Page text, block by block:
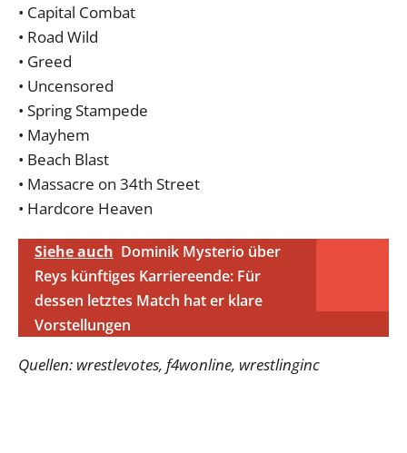
• Capital Combat
• Road Wild
• Greed
• Uncensored
• Spring Stampede
• Mayhem
• Beach Blast
• Massacre on 34th Street
• Hardcore Heaven
Siehe auch Dominik Mysterio über
Reys künftiges Karriereende: Für
dessen letztes Match hat er klare
Vorstellungen
Quellen: wrestlevotes, f4wonline, wrestlinginc